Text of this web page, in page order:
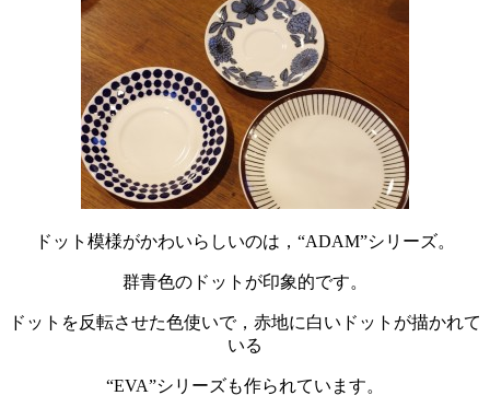
ドット模様がかわいらしいのは，“ADAM”シリーズ。
群青色のドットが印象的です。
ドットを反転させた色使いで，赤地に白いドットが描かれて
いる
“EVA”シリーズも作られています。